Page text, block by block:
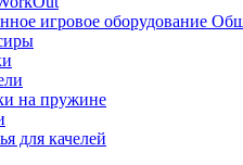
на пружине
для качелей